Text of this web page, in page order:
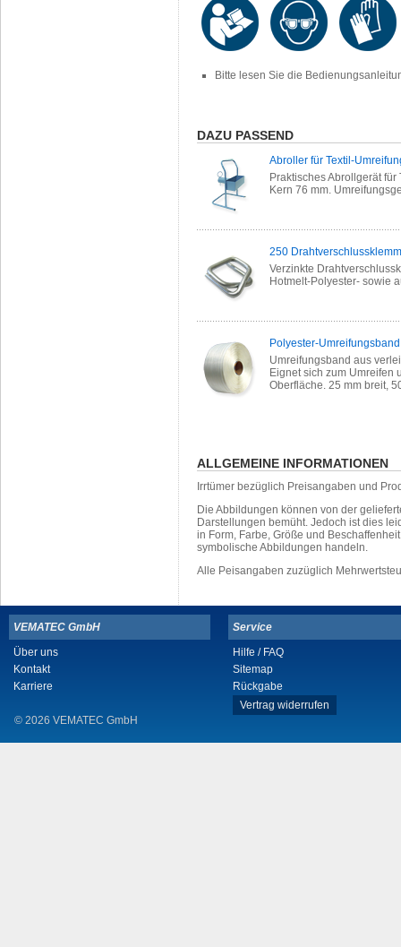
Bitte lesen Sie die
DAZU PASSEND
Abroller für Textil-
Praktisches Abrollgerät
Kern 76 mm.
250
Verzinkte
Hotmelt-Polyester- sowie
Polyester-
Umreifungsband aus
Eignet sich zum Umreifen
Oberfläche. 25 mm breit,
ALLGEMEINE INFORMATIONEN
Irrtümer bezüglich Preisangaben und
Die Abbildungen können von der
Darstellungen bemüht. Jedoch ist dies
in Form, Farbe, Größe und
symbolische Abbildungen handeln.
Alle Peisangaben zuzüglich
VEMATEC GmbH
Über uns
Kontakt
Karriere
© 2026 VEMATEC GmbH
Service
Hilfe / FAQ
Sitemap
Rückgabe
Vertrag widerrufen